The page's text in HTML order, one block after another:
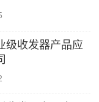
级收发器产品应